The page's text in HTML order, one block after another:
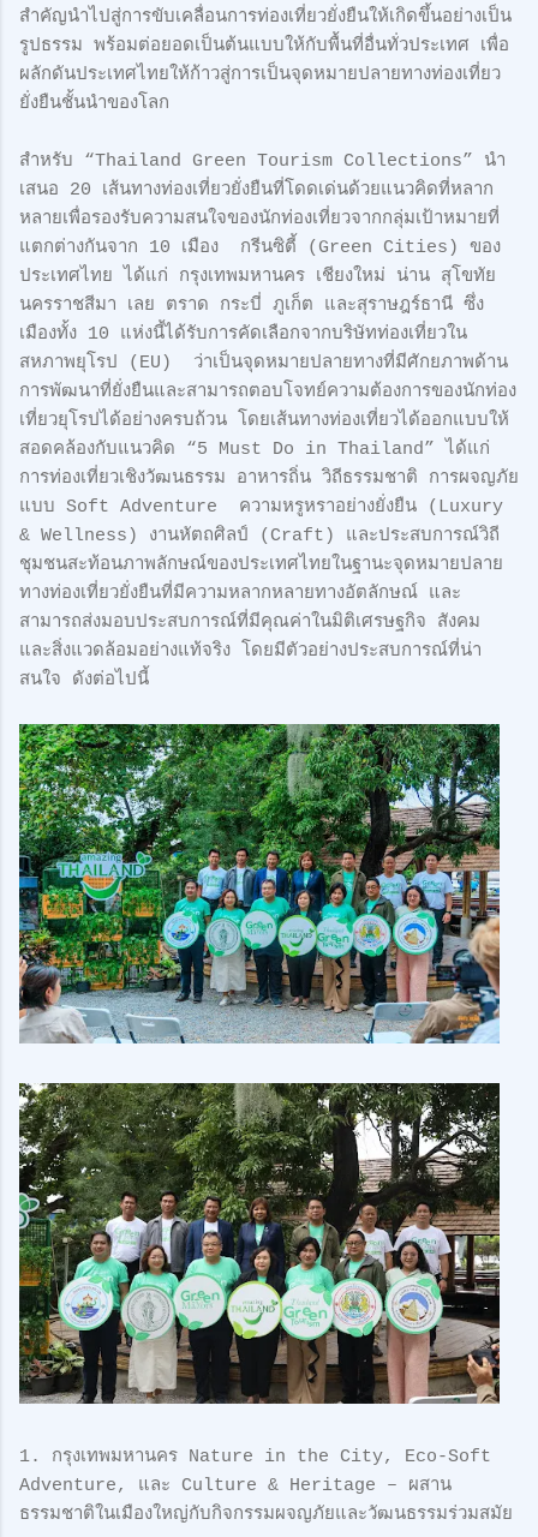
สำคัญนำไปสู่การขับเคลื่อนการท่องเที่ยวยั่งยืนให้เกิดขึ้นอย่างเป็น
รูปธรรม พร้อมต่อยอดเป็นต้นแบบให้กับพื้นที่อื่นทั่วประเทศ เพื่อ
ผลักดันประเทศไทยให้ก้าวสู่การเป็นจุดหมายปลายทางท่องเที่ยว
ยั่งยืนชั้นนำของโลก
สำหรับ “Thailand Green Tourism Collections” นำ
เสนอ 20 เส้นทางท่องเที่ยวยั่งยืนที่โดดเด่นด้วยแนวคิดที่หลาก
หลายเพื่อรองรับความสนใจของนักท่องเที่ยวจากกลุ่มเป้าหมายที่
แตกต่างกันจาก 10 เมือง กรีนซิตี้ (Green Cities) ของ
ประเทศไทย ได้แก่ กรุงเทพมหานคร เชียงใหม่ น่าน สุโขทัย
นครราชสีมา เลย ตราด กระบี่ ภูเก็ต และสุราษฎร์ธานี ซึ่ง
เมืองทั้ง 10 แห่งนี้ได้รับการคัดเลือกจากบริษัทท่องเที่ยวใน
สหภาพยุโรป (EU) ว่าเป็นจุดหมายปลายทางที่มีศักยภาพด้าน
การพัฒนาที่ยั่งยืนและสามารถตอบโจทย์ความต้องการของนักท่อง
เที่ยวยุโรปได้อย่างครบถ้วน โดยเส้นทางท่องเที่ยวได้ออกแบบให้
สอดคล้องกับแนวคิด “5 Must Do in Thailand” ได้แก่
การท่องเที่ยวเชิงวัฒนธรรม อาหารถิ่น วิถีธรรมชาติ การผจญภัย
แบบ Soft Adventure ความหรูหราอย่างยั่งยืน (Luxury
& Wellness) งานหัตถศิลป์ (Craft) และประสบการณ์วิถี
ชุมชนสะท้อนภาพลักษณ์ของประเทศไทยในฐานะจุดหมายปลาย
ทางท่องเที่ยวยั่งยืนที่มีความหลากหลายทางอัตลักษณ์ และ
สามารถส่งมอบประสบการณ์ที่มีคุณค่าในมิติเศรษฐกิจ สังคม
และสิ่งแวดล้อมอย่างแท้จริง โดยมีตัวอย่างประสบการณ์ที่น่า
สนใจ ดังต่อไปนี้
1. กรุงเทพมหานคร Nature in the City, Eco-Soft
Adventure, และ Culture & Heritage – ผสาน
ธรรมชาติในเมืองใหญ่กับกิจกรรมผจญภัยและวัฒนธรรมร่วมสมัย